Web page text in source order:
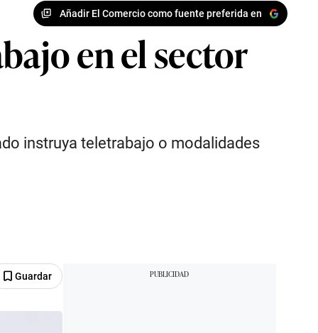
Añadir El Comercio como fuente preferida en
en el sector
instruya teletrabajo o modalidades
Guardar